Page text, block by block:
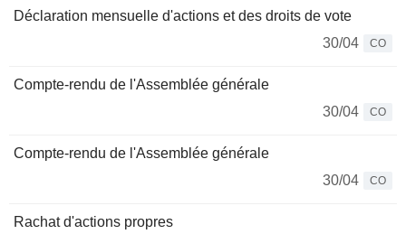
Déclaration mensuelle d'actions et des droits de vote
30/04
CO
Compte-rendu de l'Assemblée générale
30/04
CO
Compte-rendu de l'Assemblée générale
30/04
CO
Rachat d'actions propres